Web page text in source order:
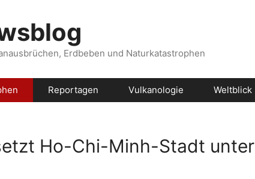
Erdbeben und Naturkatastrophen
Reportagen Vulkanologie Weltblick
Ho-Chi-Minh-Stadt unter